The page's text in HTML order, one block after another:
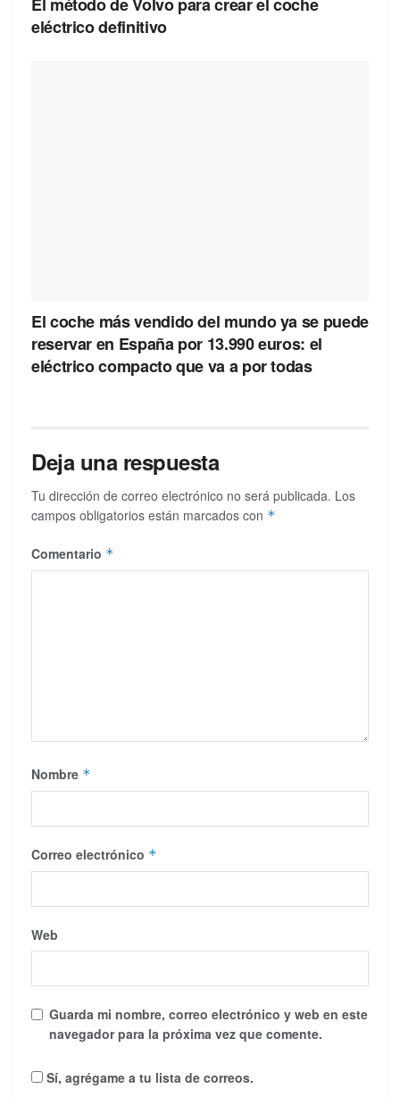
eléctrico definitivo
El coche más vendido del mundo ya se puede
reservar en España por 13.990 euros: el
eléctrico compacto que va a por todas
Deja una respuesta
Tu dirección de correo electrónico no será publicada. Los
campos obligatorios están marcados con *
Comentario *
Nombre *
Correo electrónico *
Web
Guarda mi nombre, correo electrónico y web en este
navegador para la próxima vez que comente.
Sí, agrégame a tu lista de correos.